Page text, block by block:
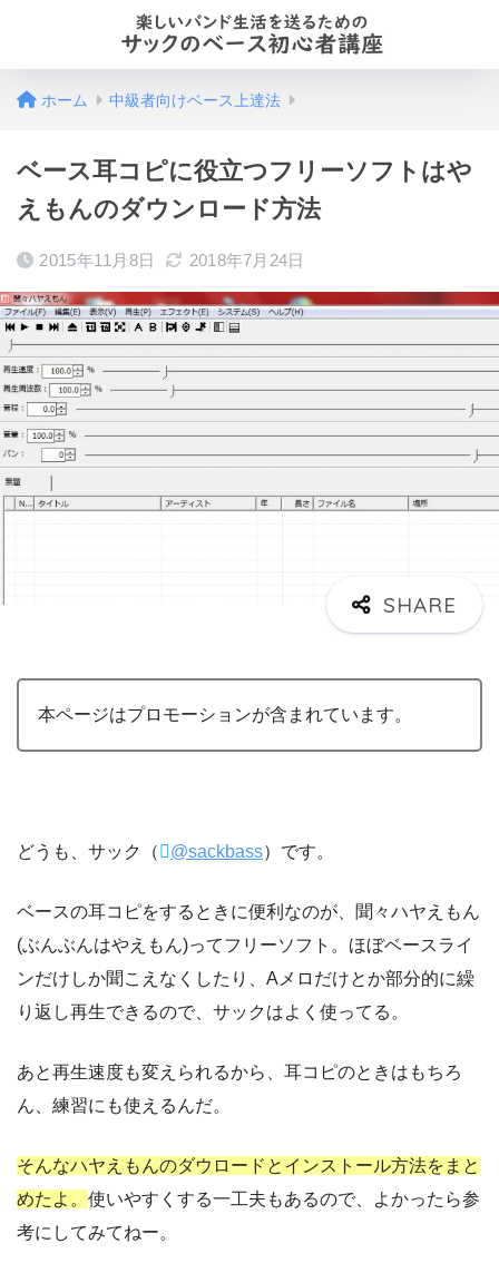
ホーム 中級者向けベース上達法
ベース耳コピに役立つフリーソフトはや
えもんのダウンロード方法
2015年11月8日 2018年7月24日
本ページはプロモーションが含まれています。
どうも、サック（ @sackbass）です。
ベースの耳コピをするときに便利なのが、聞々ハヤえもん
(ぶんぶんはやえもん)ってフリーソフト。ほぼベースライ
ンだけしか聞こえなくしたり、Aメロだけとか部分的に繰
り返し再生できるので、サックはよく使ってる。
あと再生速度も変えられるから、耳コピのときはもちろ
ん、練習にも使えるんだ。
そんなハヤえもんのダウロードとインストール方法をまと
めたよ。 使いやすくする一工夫もあるので、よかったら参
考にしてみてねー。